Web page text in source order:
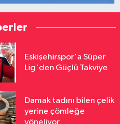
Eskişehirspor'a Süper
Lig'den Güçlü Takviye
Damak tadını bilen çelik
yerine çömleğe
yöneliyor